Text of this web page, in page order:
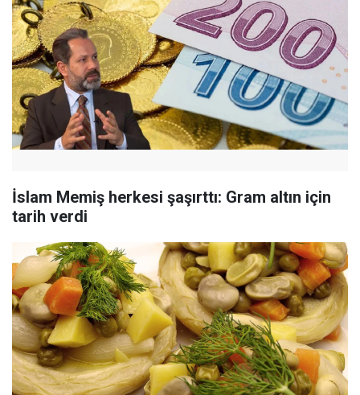
İslam Memiş herkesi şaşırttı: Gram altın için
tarih verdi